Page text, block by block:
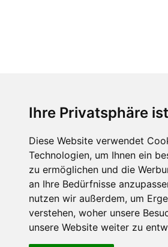
Ihre Privatsphäre
Diese Website verwendet
Technologien, um Ihnen ein
zu ermöglichen und die
an Ihre Bedürfnisse
nutzen wir außerdem, um
verstehen, woher unsere
unsere Website weiter zu